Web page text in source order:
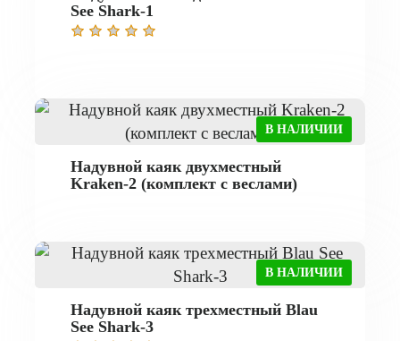
See Shark-1
В НАЛИЧИИ
Надувной каяк двухместный
Kraken-2 (комплект с веслами)
В НАЛИЧИИ
Надувной каяк трехместный Blau
See Shark-3